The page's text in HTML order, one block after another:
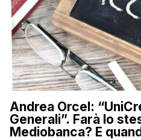
Andrea Orcel:
Generali”. Farà lo
Mediobanca? E